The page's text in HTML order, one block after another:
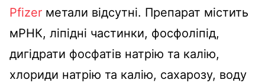
Pfizer метали відсутні. Препарат містить
мРНК, ліпідні частинки, фосфоліпід,
дигідрати фосфатів натрію та калію,
хлориди натрію та калію, сахарозу, воду